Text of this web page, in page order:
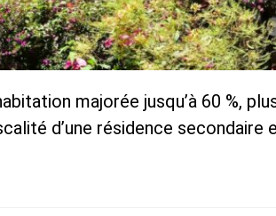
majorée jusqu’à 60 %,
d’une résidence secondaire